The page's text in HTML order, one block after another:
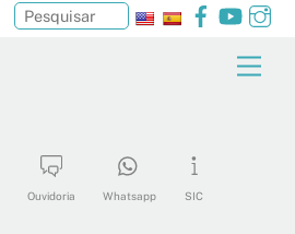
Facebook
Ouvidoria Whatsapp SIC
Pesquisar